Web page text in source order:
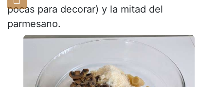
pocas para decorar) y la mitad del
parmesano.